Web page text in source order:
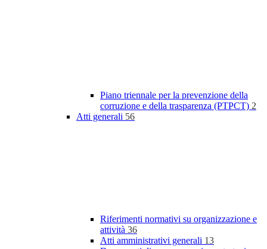
Piano triennale per la prevenzione della
corruzione e della trasparenza (PTPCT) 2
Atti generali 56
Riferimenti normativi su organizzazione e
attività 36
Atti amministrativi generali 13